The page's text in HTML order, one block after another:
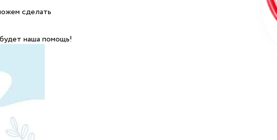
сделать
наша помощь!